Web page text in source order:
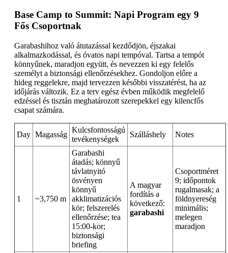
Base Camp to Summit: Napi Program egy 9
Fős Csoportnak
Garabashihoz való átutazással kezdődjön, éjszakai
alkalmazkodással, és óvatos napi tempóval. Tartsa a tempót
könnyűnek, maradjon együtt, és nevezzen ki egy felelős
személyt a biztonsági ellenőrzésekhez. Gondoljon előre a
hideg reggelekre, majd tervezzen későbbi visszatérést, ha az
időjárás változik. Ez a terv egész évben működik megfelelő
edzéssel és tisztán meghatározott szerepekkel egy kilencfős
csapat számára.
Day Magasság
Kulcsfontosságú
tevékenységek
Szálláshely Notes
1 ~3,750 m
Garabashi
átadás; könnyű
távlatnyitó
ösvényen
könnyű
akklimatizációs
kör; felszerelés
ellenőrzése; tea
15:00-kor;
biztonsági
briefing
A magyar
fordítás a
következő:
garabashi
Csoportméret
9; időpontok
rugalmasak; a
földnyereség
minimális;
melegen
maradjon